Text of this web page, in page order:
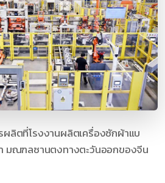
ลิตที่โรงงานผลิตเครื่องซักผ้าแบ
า มณฑลซานตงทางตะวันออกของจีน